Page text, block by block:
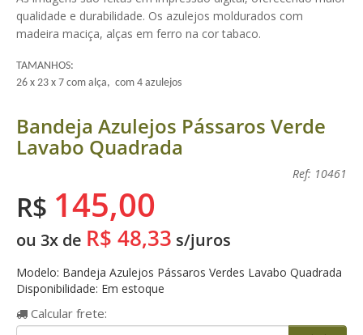
qualidade e durabilidade. Os azulejos moldurados com
madeira maciça, alças em ferro na cor tabaco.
TAMANHOS:
26 x 23 x 7 com alça, com 4 azulejos
Bandeja Azulejos Pássaros Verde
Lavabo Quadrada
Ref: 10461
R$ 145,00
ou 3x de R$ 48,33 s/juros
Modelo: Bandeja Azulejos Pássaros Verdes Lavabo Quadrada
Disponibilidade: Em estoque
Calcular frete: